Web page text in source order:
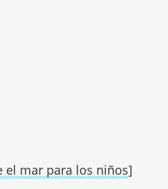
el mar para los niños]